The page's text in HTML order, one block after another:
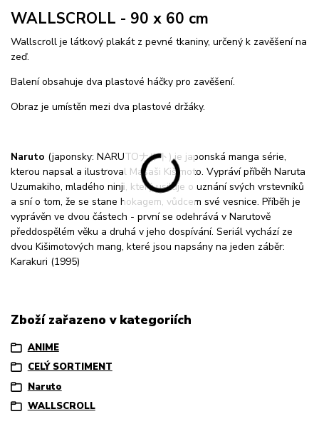
WALLSCROLL - 90 x 60 cm
Wallscroll je látkový plakát z pevné tkaniny, určený k zavěšení na
zeď.
Balení obsahuje dva plastové háčky pro zavěšení.
Obraz je umístěn mezi dva plastové držáky.
Naruto (japonsky: NARUTOナルト) je japonská manga série,
kterou napsal a ilustroval Masaši Kišimoto. Vypráví příběh Naruta
Uzumakiho, mladého ninji, který usiluje o uznání svých vrstevníků
a sní o tom, že se stane hokagem, vůdcem své vesnice. Příběh je
vyprávěn ve dvou částech - první se odehrává v Narutově
předdospělém věku a druhá v jeho dospívání. Seriál vychází ze
dvou Kišimotových mang, které jsou napsány na jeden záběr:
Karakuri (1995)
Zboží zařazeno v kategoriích
ANIME
CELÝ SORTIMENT
Naruto
WALLSCROLL